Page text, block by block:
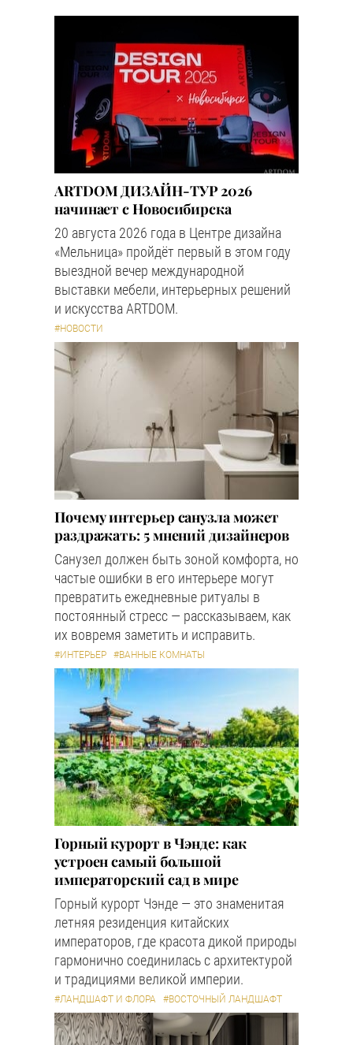
ARTDOM ДИЗАЙН-ТУР 2026
начинает с Новосибирска
20 августа 2026 года в Центре дизайна
«Мельница» пройдёт первый в этом году
выездной вечер международной
выставки мебели, интерьерных решений
и искусства ARTDOM.
#НОВОСТИ
Почему интерьер санузла может
раздражать: 5 мнений дизайнеров
Санузел должен быть зоной комфорта, но
частые ошибки в его интерьере могут
превратить ежедневные ритуалы в
постоянный стресс — рассказываем, как
их вовремя заметить и исправить.
#ИНТЕРЬЕР #ВАННЫЕ КОМНАТЫ
Горный курорт в Чэнде: как
устроен самый большой
императорский сад в мире
Горный курорт Чэнде — это знаменитая
летняя резиденция китайских
императоров, где красота дикой природы
гармонично соединилась с архитектурой
и традициями великой империи.
#ЛАНДШАФТ И ФЛОРА #ВОСТОЧНЫЙ ЛАНДШАФТ